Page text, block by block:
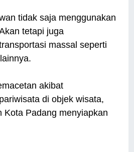
tidak saja menggunakan
tetapi juga
massal seperti
akibat
di objek wisata,
Kota Padang menyiapkan